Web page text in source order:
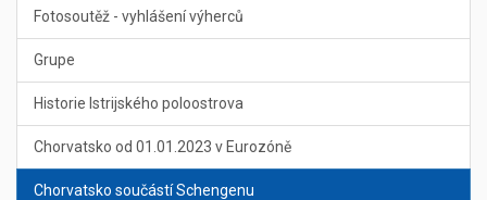
Fotosoutěž - vyhlášení výherců
Grupe
Historie Istrijského poloostrova
Chorvatsko od 01.01.2023 v Eurozóně
Chorvatsko součástí Schengenu